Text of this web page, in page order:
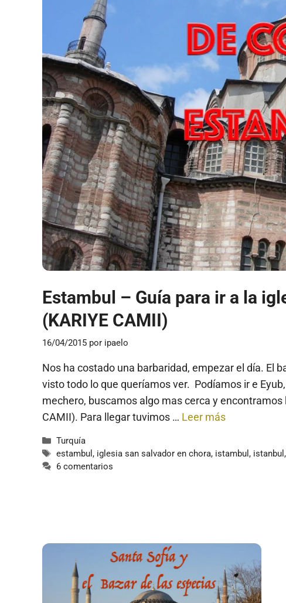
Estambul – Guía para ir a la
(KARIYE CAMII)
16/04/2015 por ipaelo
Nos ha costado una barbaridad, empezar el día. El
visto todo lo que queríamos ver. Podíamos ir e
mechero, buscamos algo mas cerca y encontramos
CAMII). Para llegar tuvimos … Leer más
Categorías
Turquía
Etiquetas
estambul , iglesia san salvador en chora, istambul , istanbul
6 comentarios